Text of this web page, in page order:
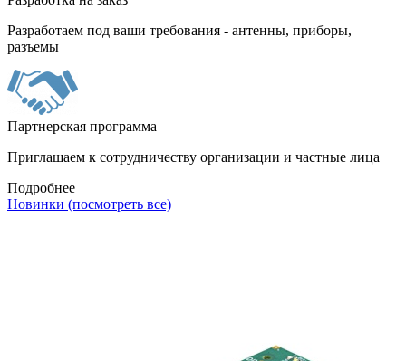
Разработаем под ваши требования - антенны, приборы,
разъемы
Партнерская программа
Приглашаем к сотрудничеству организации и частные лица
Подробнее
Новинки (посмотреть все)